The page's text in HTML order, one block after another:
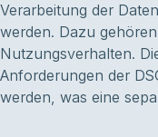
Verarbeitung der
werden. Dazu
Nutzungsverhalten.
Anforderungen der
werden, was eine